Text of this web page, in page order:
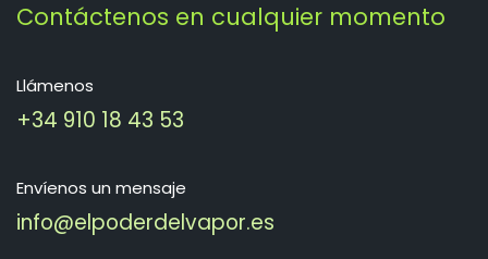
Contáctenos en cualquier momento
Llámenos
+34 910 18 43 53
Envíenos un mensaje
info@elpoderdelvapor.es